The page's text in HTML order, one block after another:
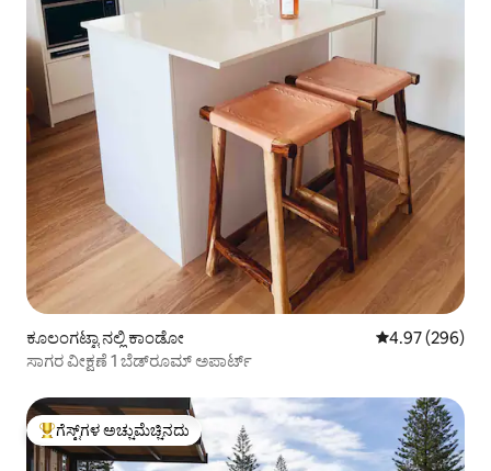
ಕೂಲಂಗಟ್ಟಾ ನಲ್ಲಿ ಕಾಂಡೋ 5 ರಲ್ಲಿ 4.97
4.97 (296)
ಸಾಗರ ವೀಕ್ಷಣೆ 1 ಬೆಡ್‌ರೂಮ್ ಅಪಾರ್ಟ್
ಗೆಸ್ಟ್‌ಗಳಿಗೆ ಅತಿ ಹೆಚ್ಚು ಅಚ್ಚುಮೆಚ್ಚಿನದು
ಗೆಸ್ಟ್‌ಗಳ ಅಚ್ಚುಮೆಚ್ಚಿನದು